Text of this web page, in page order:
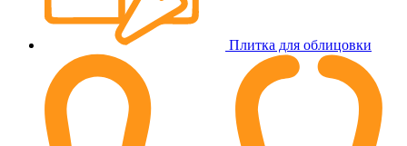
Плитка для облицовки